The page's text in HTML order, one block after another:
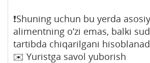
❗️Shuning uchun bu yerda
alimentning o‘zi emas, balki
tartibda chiqarilgani
✉️ Yuristga savol yuborish